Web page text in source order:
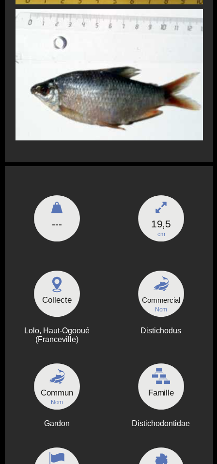
--- 19,5
cm
Collecte
Lolo, Haut-Ogooué
(Franceville)
Commercial
Nom
Distichodus
Commun
Nom
Gardon
Famille
Distichodontidae